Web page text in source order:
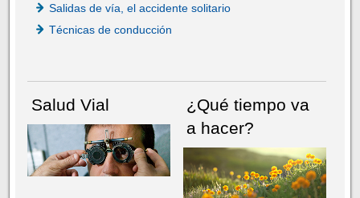
Salidas de vía, el accidente solitario
Técnicas de conducción
Salud Vial
¿Qué tiempo va
a hacer?